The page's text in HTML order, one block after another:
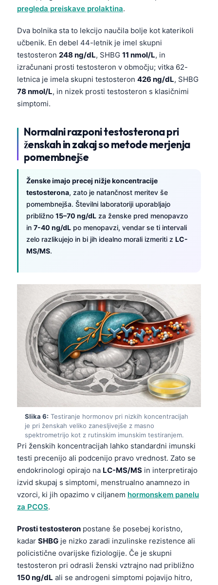
pregleda preiskave prolaktina.
Dva bolnika sta to lekcijo naučila bolje kot katerikoli
učbenik. En debel 44-letnik je imel skupni
testosteron 248 ng/dL, SHBG 11 nmol/L, in
izračunani prosti testosteron v območju; vitka 62-
letnica je imela skupni testosteron 426 ng/dL, SHBG
78 nmol/L, in nizek prosti testosteron s klasičnimi
simptomi.
Normalni razponi testosterona pri
ženskah in zakaj so metode merjenja
pomembnejše
Ženske imajo precej nižje koncentracije
testosterona, zato je natančnost meritev še
pomembnejša. Številni laboratoriji uporabljajo
približno 15–70 ng/dL za ženske pred menopavzo
in 7-40 ng/dL po menopavzi, vendar se ti intervali
zelo razlikujejo in bi jih idealno morali izmeriti z LC-
MS/MS.
Slika 6: Testiranje hormonov pri nizkih koncentracijah
je pri ženskah veliko zanesljivejše z masno
spektrometrijo kot z rutinskim imunskim testiranjem.
Pri ženskih koncentracijah lahko standardni imunski
testi precenijo ali podcenijo pravo vrednost. Zato se
endokrinologi opirajo na LC-MS/MS in interpretirajo
izvid skupaj s simptomi, menstrualno anamnezo in
vzorci, ki jih opazimo v ciljanem hormonskem panelu
za PCOS.
Prosti testosteron postane še posebej koristno,
kadar SHBG je nizko zaradi inzulinske rezistence ali
policistične ovarijske fiziologije. Če je skupni
testosteron pri odrasli ženski vztrajno nad približno
150 ng/dL ali se androgeni simptomi pojavijo hitro,
ພາສາລາວ
Cebuano
ئۇيغۇرچە
Кыргызча
Татар теле
Беларуская мова
Esperanto
Frysk
Ślōnskŏ gŏdka
Norsk bokmål